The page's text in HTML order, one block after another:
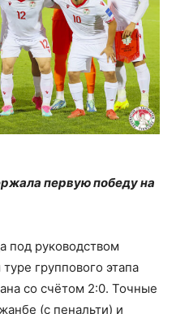
первую победу на
под руководством
группового этапа
со счётом 2:0. Точные
(с пенальти) и